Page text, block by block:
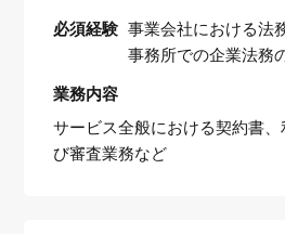
必須経験 事業会社における法
事務所での企業法務
業務内容
サービス全般における契約書
び審査業務など